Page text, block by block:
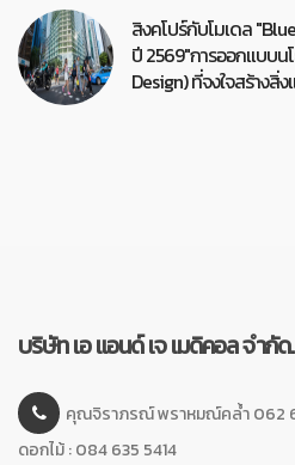
สิงคโปร์กับโมเดล
ปี 2569"การออกแบบน
Design) ที่จงใจสร้าง
บริษัท เอ แอนด์ เจ เมดิคอล จำกัด.
คุณจิราภรณ์ พราหมณ์คล้ำ 062
ดอกไม้ : 084 635 5414